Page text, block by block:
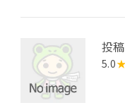
投
5.0